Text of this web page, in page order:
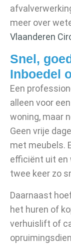
meer over
Vlaanderen
Snel,
Inboedel
Een
alleen voor
woning, maar
Geen vrije
met meubels.
efficiënt uit en
twee keer zo
Daarnaast
het huren of
verhuislift of